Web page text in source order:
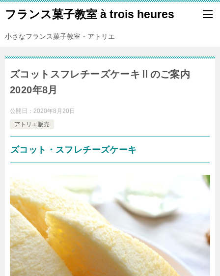
フランス菓子教室 à trois heures
小さなフランス菓子教室・アトリエ
ズコットスフレチーズケーキⅡのご案内
2020年8月
公開日： 2020年8月20日
アトリエ販売
ズコット・スフレチーズケーキ